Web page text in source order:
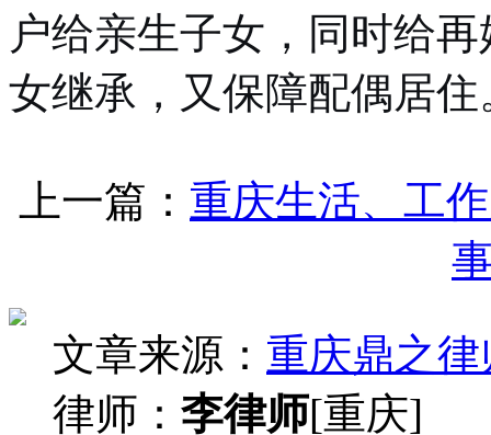
户给亲生子女，同时给
女继承，又保障配偶居住
上一篇： 重庆生活、工
文章来源： 重庆鼎之
律师： 李律师[重庆]